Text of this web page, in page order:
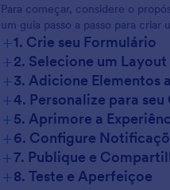
Para começar, considere o
um guia passo a passo para
+1. Crie seu Formulário
+2. Selecione um Layout
+3. Adicione Elementos
+4. Personalize para seu
+5. Aprimore a
+6. Configure
+7. Publique e
+8. Teste e Aperfeiçoe